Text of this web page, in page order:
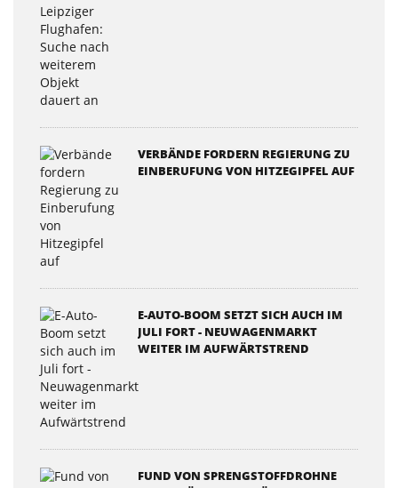
VERBÄNDE FORDERN REGIERUNG ZU
EINBERUFUNG VON HITZEGIPFEL AUF
E-AUTO-BOOM SETZT SICH AUCH IM
JULI FORT - NEUWAGENMARKT
WEITER IM AUFWÄRTSTREND
FUND VON SPRENGSTOFFDROHNE